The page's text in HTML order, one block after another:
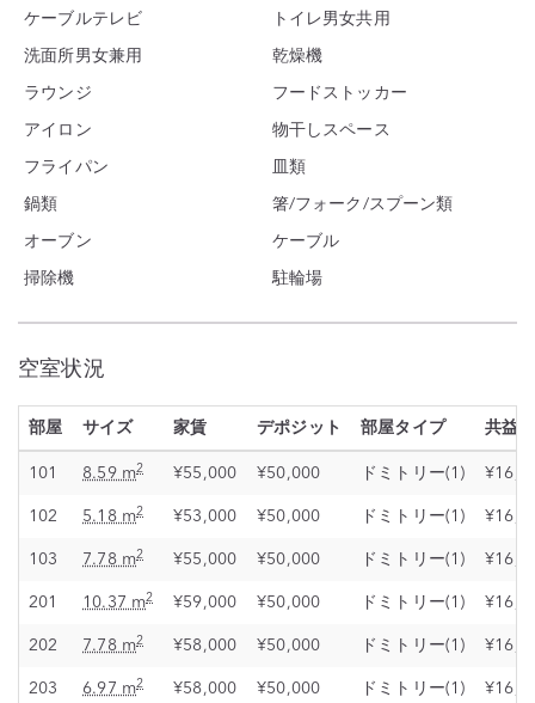
ケーブルテレビ トイレ男女共用
洗面所男女兼用 乾燥機
ラウンジ フードストッカー
アイロン 物干しスペース
フライパン 皿類
鍋類 箸/フォーク/スプーン類
オーブン ケーブル
掃除機 駐輪場
空室状況
部屋 サイズ 家賃 デポジット 部屋タイプ 共益費
101 8.59 m2 ¥55,000 ¥50,000 ドミトリー(1)
102 5.18 m2 ¥53,000 ¥50,000 ドミトリー(1)
103 7.78 m2 ¥55,000 ¥50,000 ドミトリー(1)
201 10.37 m2 ¥59,000 ¥50,000 ドミトリー(1)
202 7.78 m2 ¥58,000 ¥50,000 ドミトリー(1)
203 6.97 m2 ¥58,000 ¥50,000 ドミトリー(1)